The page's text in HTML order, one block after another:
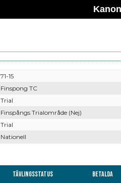
71-15
Finspong TC
Trial
Finspångs Trialområde (Nej)
Trial
Nationell
Tävlingsstatus Betalda